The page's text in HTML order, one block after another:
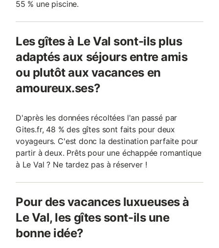
55 % une piscine.
Les gîtes à Le Val sont-ils plus
adaptés aux séjours entre amis
ou plutôt aux vacances en
amoureux.ses?
D'après les données récoltées l'an passé par
Gites.fr, 48 % des gîtes sont faits pour deux
voyageurs. C'est donc la destination parfaite pour
partir à deux. Prêts pour une échappée romantique
à Le Val ? Ne tardez pas à réserver !
Pour des vacances luxueuses à
Le Val, les gîtes sont-ils une
bonne idée?